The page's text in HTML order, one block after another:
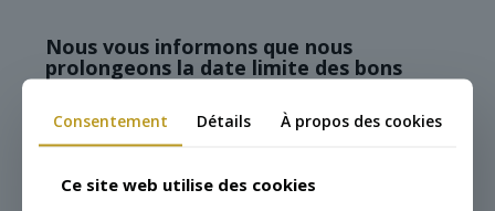
Nous vous informons que nous
prolongeons la date limite des bons
cadeaux.
Vous pourrez venir en bénéficier dès
notre ré-ouverture officielle. Nous
accueillir.
Consentement Détails À propos des cookies
Ce site web utilise des cookies